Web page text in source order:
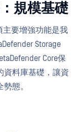
規模基礎
主要增強功能是我
Storage
Core保
資料庫基礎，讓資
態。